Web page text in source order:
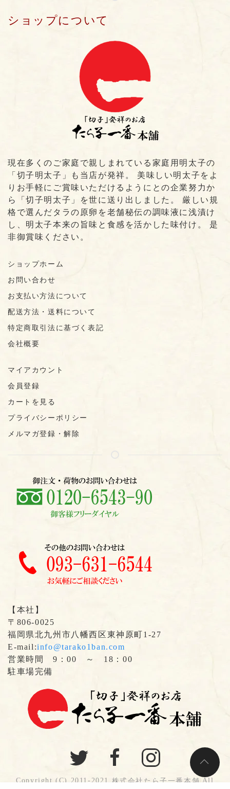
ショップについて
現在多くのご家庭で親しまれている家庭用明太子の
「切子明太子」も当店が発祥。 美味しい明太子をよ
りお手軽にご賞味いただけるようにとの企業努力か
ら「切子明太子」を世に送り出しました。 厳しい規
格で選んだタラの原卵を老舗秘伝の調味液に浅漬け
し、明太子本来の旨味と食感を活かした味付け。 是
非御賞味ください。
ショップホーム
お問い合わせ
お支払い方法について
配送方法・送料について
特定商取引法に基づく表記
会社概要
マイアカウント
会員登録
カートを見る
プライバシーポリシー
メルマガ登録・解除
【本社】
〒806-0025
福岡県北九州市八幡西区東神原町1-27
E-mail:info@tarako1ban.com
営業時間 9：00 ～ 18：00
駐車場完備
Copyright (C) 2011-2021株式会社たら子一番本舗All